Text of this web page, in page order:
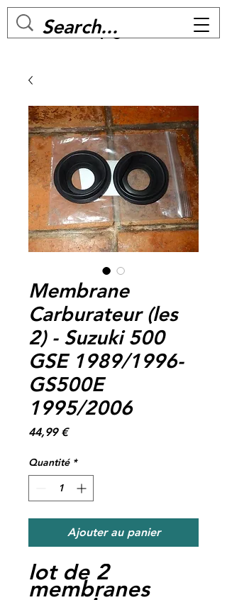
MC BIKE Perpignan
Membrane
Carburateur (les
2) - Suzuki 500
GSE 1989/1996-
GS500E
1995/2006
44,99 €Prix
Quantité *
Ajouter au panier
lot de 2
membranes